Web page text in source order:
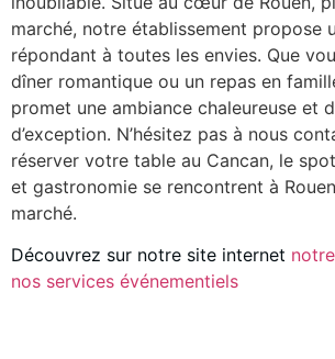
marché, notre établissement propose
répondant à toutes les envies. Que
dîner romantique ou un repas en
promet une ambiance chaleureuse et
d’exception. N’hésitez pas à nous
réserver votre table au Cancan, le
et gastronomie se rencontrent à
marché.
Découvrez sur notre site internet
nos services événementiels